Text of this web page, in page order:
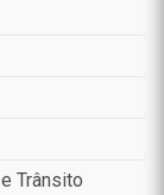
Trânsito